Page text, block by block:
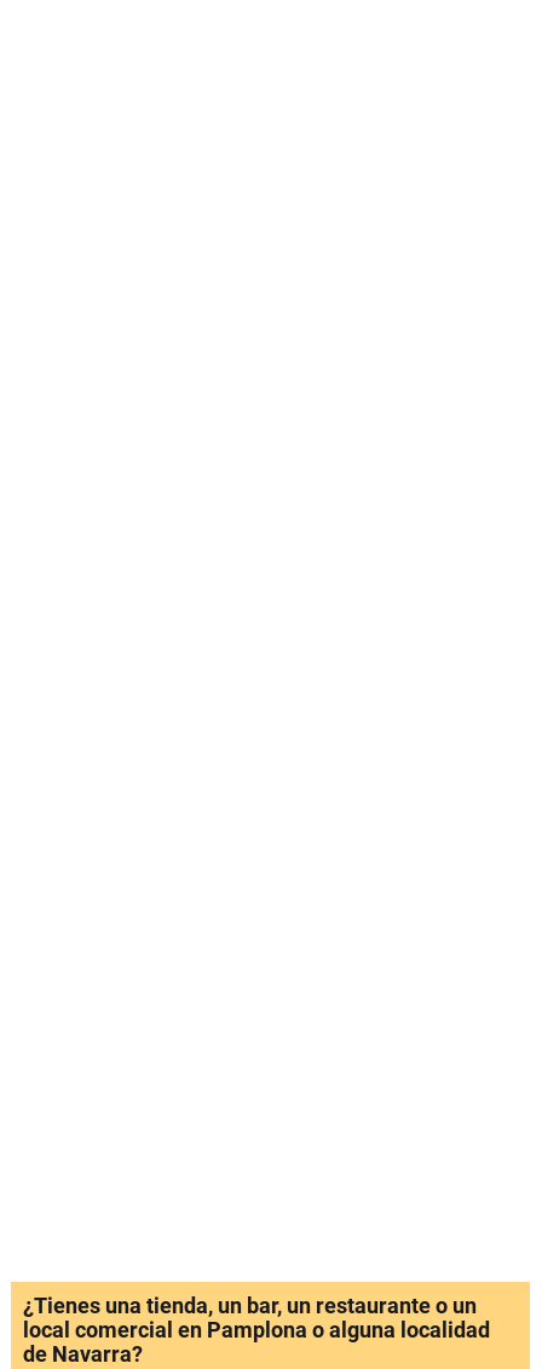
¿Tienes una tienda, un bar, un restaurante o un
local comercial en Pamplona o alguna localidad
de Navarra?